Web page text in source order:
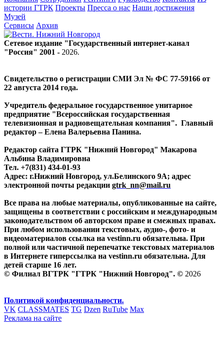
истории ГТРК Проекты Пресса о нас Наши достижения
Музей
Сервисы Архив
Сетевое издание "Государственный интернет-канал
"Россия" 2001 - 2026.
Свидетельство о регистрации СМИ Эл № ФС 77-59166 от
22 августа 2014 года.
Учредитель федеральное государственное унитарное
предприятие "Всероссийская государственная
телевизионная и радиовещательная компания". Главный
редактор – Елена Валерьевна Панина.
Редактор сайта ГТРК "Нижний Новгород" Макарова
Альбина Владимировна
Тел. +7(831) 434-01-93
Адрес: г.Нижний Новгород, ул.Белинского 9А; адрес
электронной почты редакции gtrk_nn@mail.ru
Все права на любые материалы, опубликованные на сайте,
защищены в соответствии с российским и международным
законодательством об авторском праве и смежных правах.
При любом использовании текстовых, аудио-, фото- и
видеоматериалов ссылка на vestinn.ru обязательна. При
полной или частичной перепечатке текстовых материалов
в Интернете гиперссылка на vestinn.ru обязательна. Для
детей старше 16 лет.
© Филиал ВГТРК "ГТРК "Нижний Новгород". © 2026
Политикой конфиденциальности.
VK CLASSMATES TG Dzen RuTube Max
Реклама на сайте